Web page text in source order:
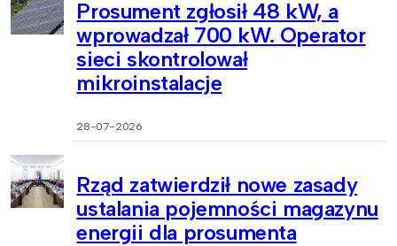
Prosument zgłosił 48 kW, a
wprowadzał 700 kW. Operator
sieci skontrolował
mikroinstalacje
28-07-2026
Rząd zatwierdził nowe zasady
ustalania pojemności magazynu
energii dla prosumenta